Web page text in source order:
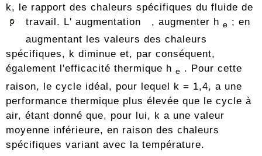
k, le rapport des chaleurs spécifiques du fluide de
travail. L' augmentation , augmenter h e ; en
augmentant les valeurs des chaleurs
spécifiques, k diminue et, par conséquent,
également l'efficacité thermique h e . Pour cette
raison, le cycle idéal, pour lequel k = 1,4, a une
performance thermique plus élevée que le cycle à
air, étant donné que, pour lui, k a une valeur
moyenne inférieure, en raison des chaleurs
spécifiques variant avec la température.